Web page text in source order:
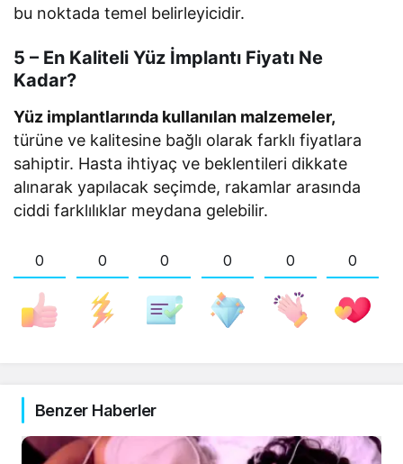
bu noktada temel belirleyicidir.
5 – En Kaliteli Yüz İmplantı Fiyatı Ne
Kadar?
Yüz implantlarında kullanılan malzemeler,
türüne ve kalitesine bağlı olarak farklı fiyatlara
sahiptir. Hasta ihtiyaç ve beklentileri dikkate
alınarak yapılacak seçimde, rakamlar arasında
ciddi farklılıklar meydana gelebilir.
0 0 0 0 0 0
Benzer Haberler